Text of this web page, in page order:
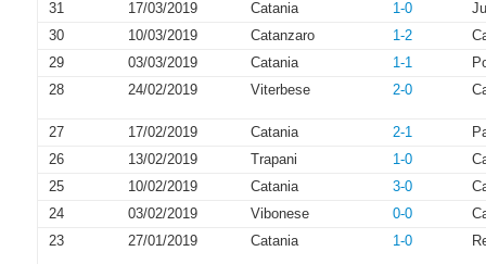
31
17/03/2019 Catania 1-0
30
10/03/2019 Catanzaro 1-2
29
03/03/2019 Catania 1-1
28
24/02/2019 Viterbese 2-0
27 17/02/2019 Catania 2-1
26
13/02/2019 Trapani 1-0
25
10/02/2019 Catania 3-0
24
03/02/2019 Vibonese 0-0
23
27/01/2019 Catania 1-0